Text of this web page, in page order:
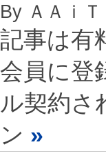
By ＡＡｉ
記事は有
会員に登
ル契約さ
ン »